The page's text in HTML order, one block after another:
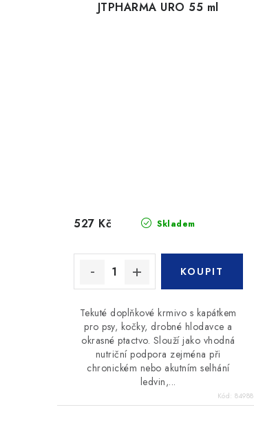
JTPHARMA URO 55 ml
Skladem
527 Kč
Tekuté doplňkové krmivo s kapátkem
pro psy, kočky, drobné hlodavce a
okrasné ptactvo. Slouží jako vhodná
nutriční podpora zejména při
chronickém nebo akutním selhání
ledvin,...
Kód: 84988